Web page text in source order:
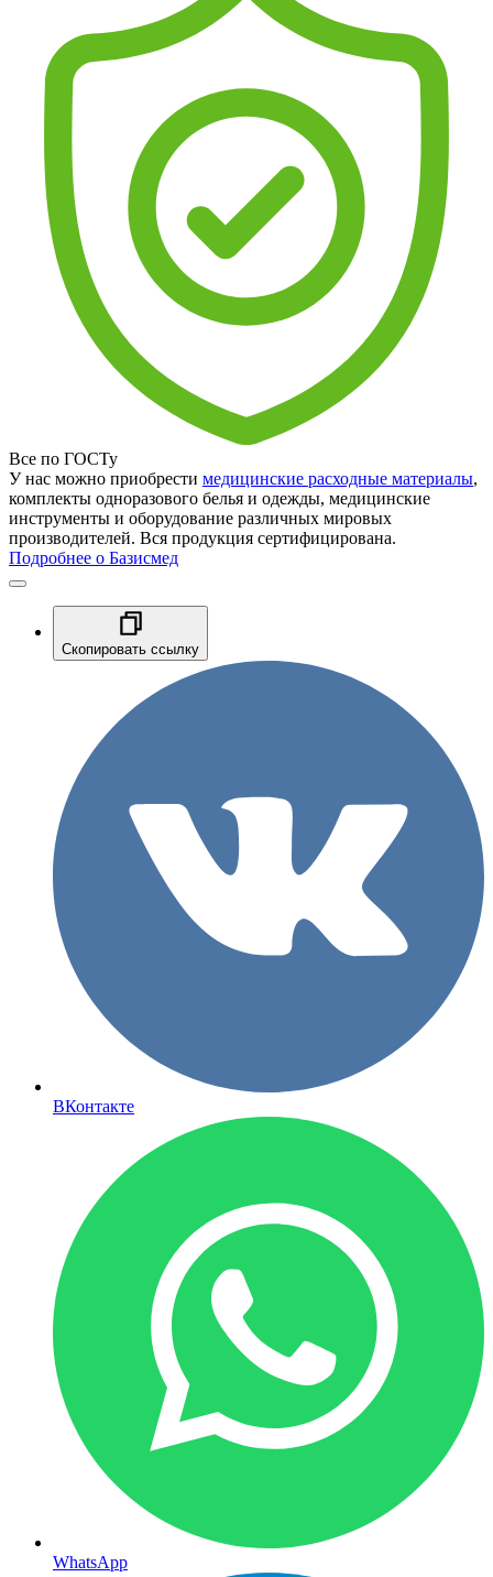
Все по ГОСТу
У нас можно приобрести медицинские расходные материалы,
комплекты одноразового белья и одежды, медицинские
инструменты и оборудование различных мировых
производителей. Вся продукция сертифицирована.
Подробнее о Базисмед
Скопировать ссылку
ВКонтакте
WhatsApp